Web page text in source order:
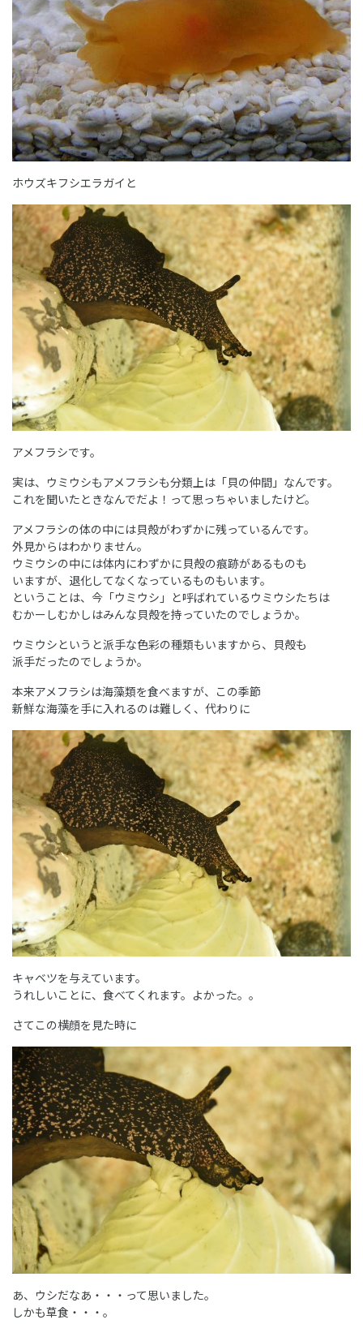
ホウズキフシエラガイと
アメフラシです。
実は、ウミウシもアメフラシも分類上は「貝の仲間」なんです。
これを聞いたときなんでだよ！って思っちゃいましたけど。
アメフラシの体の中には貝殻がわずかに残っているんです。
外見からはわかりません。
ウミウシの中には体内にわずかに貝殻の痕跡があるものも
いますが、退化してなくなっているものもいます。
ということは、今「ウミウシ」と呼ばれているウミウシたちは
むかーしむかしはみんな貝殻を持っていたのでしょうか。
ウミウシというと派手な色彩の種類もいますから、貝殻も
派手だったのでしょうか。
本来アメフラシは海藻類を食べますが、この季節
新鮮な海藻を手に入れるのは難しく、代わりに
キャベツを与えています。
うれしいことに、食べてくれます。よかった。。
さてこの横顔を見た時に
あ、ウシだなあ・・・って思いました。
しかも草食・・・。